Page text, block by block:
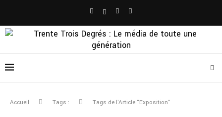
Accueil Tags : Tags de l'Article "Exposition"